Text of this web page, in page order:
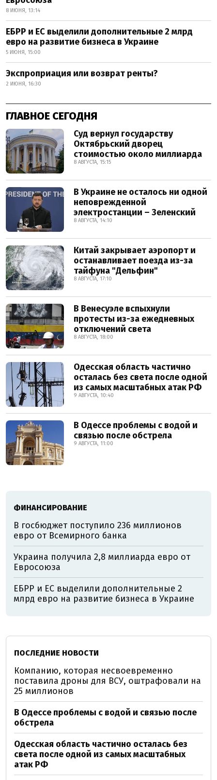
8 ИЮНЯ, 13:14
ЕБРР и ЕС выделили дополнительные 2 млрд
евро на развитие бизнеса в Украине
5 ИЮНЯ, 15:00
Экспроприация или возврат ренты?
2 ИЮНЯ, 16:30
ГЛАВНОЕ СЕГОДНЯ
Суд вернул государству
Октябрьский дворец
стоимостью около миллиарда
8 АВГУСТА, 15:15
В Украине не осталось ни одной
неповрежденной
электростанции – Зеленский
8 АВГУСТА, 14:10
Китай закрывает аэропорт и
останавливает поезда из-за
тайфуна "Дельфин"
8 АВГУСТА, 17:10
В Венесуэле вспыхнули
протесты из-за ежедневных
отключений света
8 АВГУСТА, 18:00
Одесская область частично
осталась без света после одной
из самых масштабных атак РФ
9 АВГУСТА, 10:40
В Одессе проблемы с водой и
связью после обстрела
9 АВГУСТА, 11:00
ФИНАНСИРОВАНИЕ
В госбюджет поступило 236 миллионов
евро от Всемирного банка
Украина получила 2,8 миллиарда евро от
Евросоюза
ЕБРР и ЕС выделили дополнительные 2
млрд евро на развитие бизнеса в Украине
ПОСЛЕДНИЕ НОВОСТИ
Компанию, которая несвоевременно
поставила дроны для ВСУ, оштрафовали на
25 миллионов
В Одессе проблемы с водой и связью после
обстрела
Одесская область частично осталась без
света после одной из самых масштабных
атак РФ